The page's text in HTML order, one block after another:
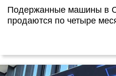
Подержанные машины в
продаются по четыре